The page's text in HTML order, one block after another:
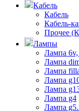
Кабель
Кабель
Кабель-
Прочее
Лампы
Лампа 6v,
Лампа
Лампа
Лампа
Лампа
Лампа g4
Лампа